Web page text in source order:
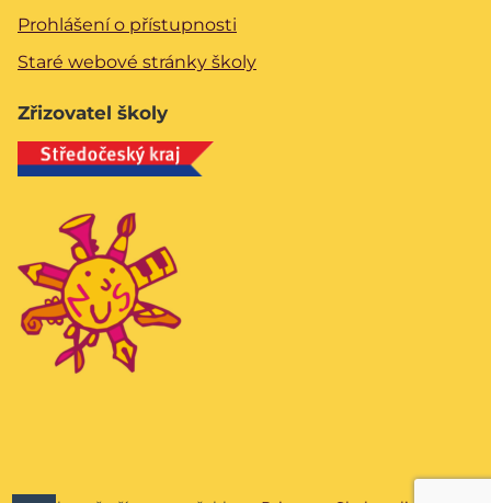
Prohlášení o přístupnosti
Staré webové stránky školy
Zřizovatel školy